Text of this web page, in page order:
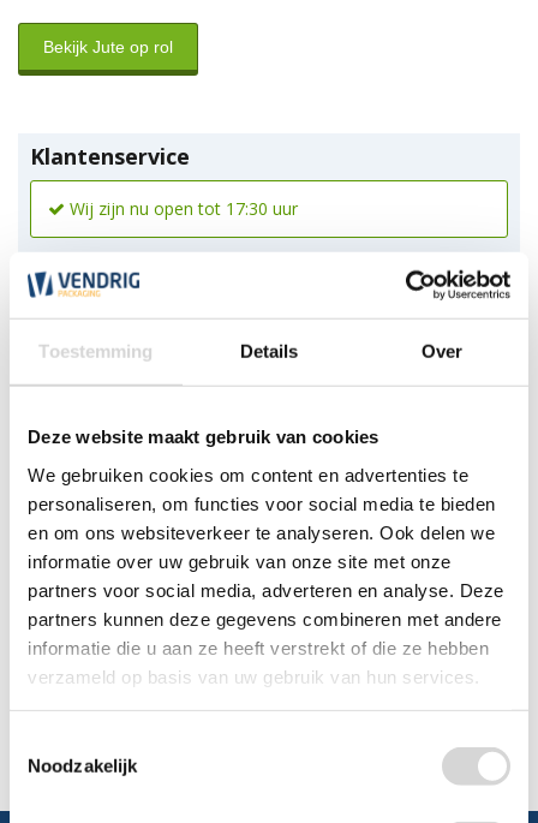
Toestemming Details Over
Deze website maakt gebruik van cookies
We gebruiken cookies om content en advertenties te
personaliseren, om functies voor social media te bieden
en om ons websiteverkeer te analyseren. Ook delen we
informatie over uw gebruik van onze site met onze
partners voor social media, adverteren en analyse. Deze
partners kunnen deze gegevens combineren met andere
informatie die u aan ze heeft verstrekt of die ze hebben
verzameld op basis van uw gebruik van hun services.
Noodzakelijk
Bekijk Jute op rol
Klantenservice
Wij zijn nu open tot 17:30 uur
Mailen
Offerte aanvragen Vraag een speciale prijs op bij ons, wij
kijken naar de mogelijkheden.